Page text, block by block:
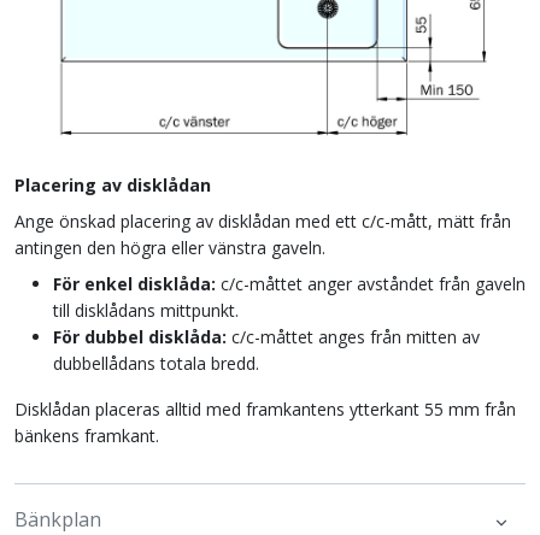
Placering av disklådan
Ange önskad placering av disklådan med ett c/c-mått, mätt från
antingen den högra eller vänstra gaveln.
För enkel disklåda: c/c-måttet anger avståndet från gaveln
till disklådans mittpunkt.
För dubbel disklåda: c/c-måttet anges från mitten av
dubbellådans totala bredd.
Disklådan placeras alltid med framkantens ytterkant 55 mm från
bänkens framkant.
Bänkplan